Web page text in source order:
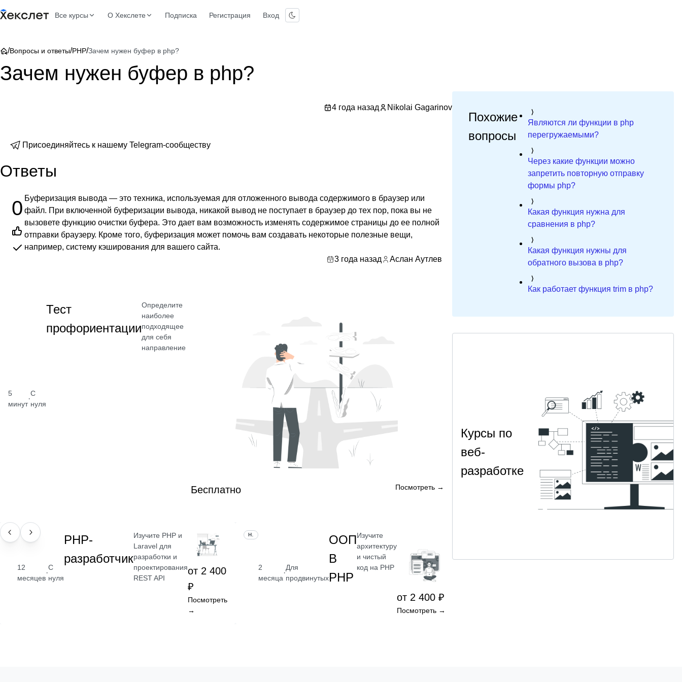
Все курсы О Хекслете Подписка Регистрация Вход
/Вопросы и ответы/PHP/Зачем нужен буфер в php?
Зачем нужен буфер в php?
4 года назад Nikolai Gagarinov
Присоединяйтесь к нашему Telegram-сообществу
Ответы
0 Буферизация вывода — это техника, используемая для отложенного вывода содержимого в браузер или
файл. При включенной буферизации вывода, никакой вывод не поступает в браузер до тех пор, пока вы не
вызовете функцию очистки буфера. Это дает вам возможность изменять содержимое страницы до ее полной
отправки браузеру. Кроме того, буферизация может помочь вам создавать некоторые полезные вещи,
например, систему кэширования для вашего сайта.
3 года назад
Аслан Аутлев
5
минут
·
С
нуля
Тест
профориентации
Определите
наиболее
подходящее
для себя
направление
Бесплатно Посмотреть →
ПРОФЕССИЯ
12
месяцев
·
С
нуля
РНР-
разработчик
Изучите PHP и
Laravel для
разработки и
проектирования
REST API
от 2 400
₽
Посмотреть
→
2
месяца
·
Для
продвинутых
ООП
В
PHP
Изучите
архитектуру
и чистый
код на PHP
от 2 400 ₽
Посмотреть →
на
Похожие
вопросы
Являются ли функции в php
перегружаемыми?
Через какие функции можно
запретить повторную отправку
формы php?
Какая функция нужна для
сравнения в php?
Какая функция нужны для
обратного вызова в php?
Как работает функция trim в php?
Курсы по
веб-
разработке